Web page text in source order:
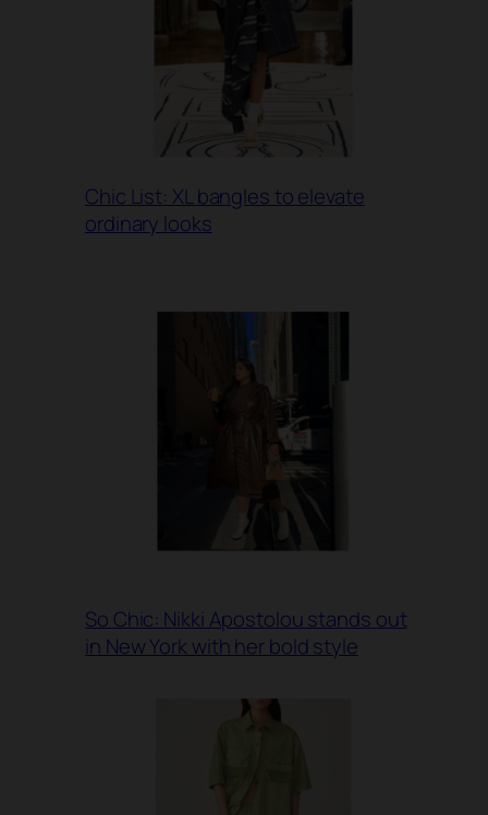
Chic List: XL bangles to elevate
ordinary looks
So Chic: Nikki Apostolou stands out
in New York with her bold style